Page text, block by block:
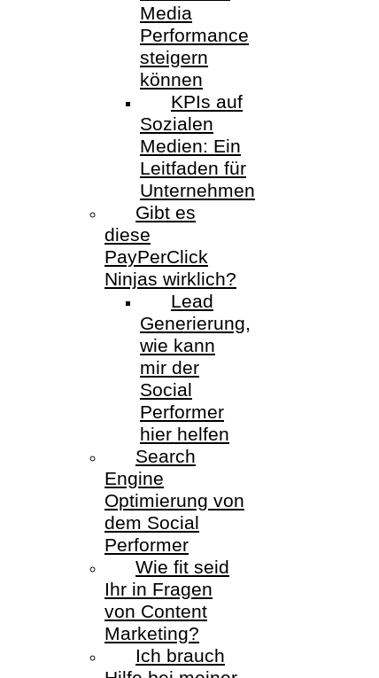
Media
Performance
steigern
können
KPIs auf
Sozialen
Medien: Ein
Leitfaden für
Unternehmen
Gibt es
diese
PayPerClick
Ninjas wirklich?
Lead
Generierung,
wie kann
mir der
Social
Performer
hier helfen
Search
Engine
Optimierung von
dem Social
Performer
Wie fit seid
Ihr in Fragen
von Content
Marketing?
Ich brauch